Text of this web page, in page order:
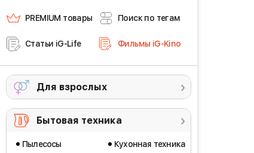
PREMIUM товары Поиск по тегам
Статьи iG-Life Фильмы iG-Kino
Для взрослых
Бытовая техника
Пылесосы
Кухонная техника